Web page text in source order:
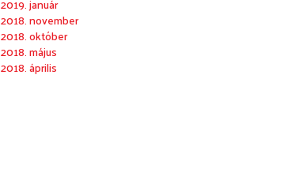
2019. január
2018. november
2018. október
2018. május
2018. április